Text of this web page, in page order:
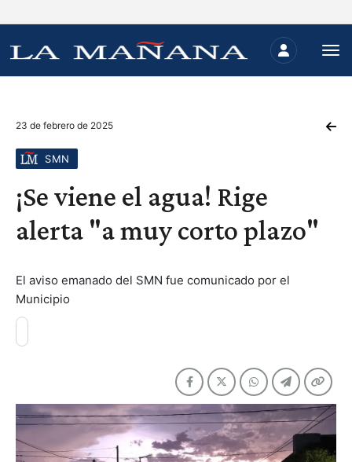
23 de febrero de 2025
SMN
¡Se viene el agua! Rige
alerta "a muy corto plazo"
El aviso emanado del SMN fue comunicado por el
Municipio